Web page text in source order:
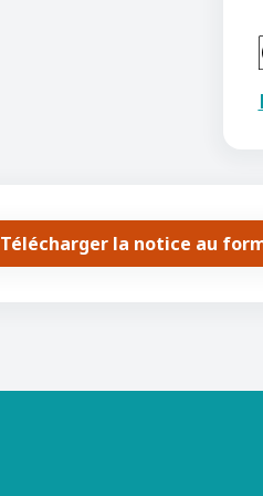
Télécharger la notice au